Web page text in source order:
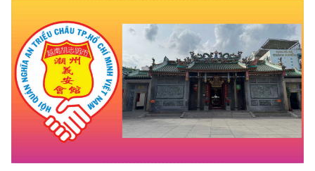
西贡解放报网版权所有
由越南新闻与传播部所属报刊局于2023年09月06日 签发第26/GP-CBC号许可